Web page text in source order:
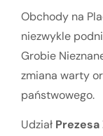
Obchody na
niezwykle
Grobie
zmiana warty
państwowego.
Udział Prezesa